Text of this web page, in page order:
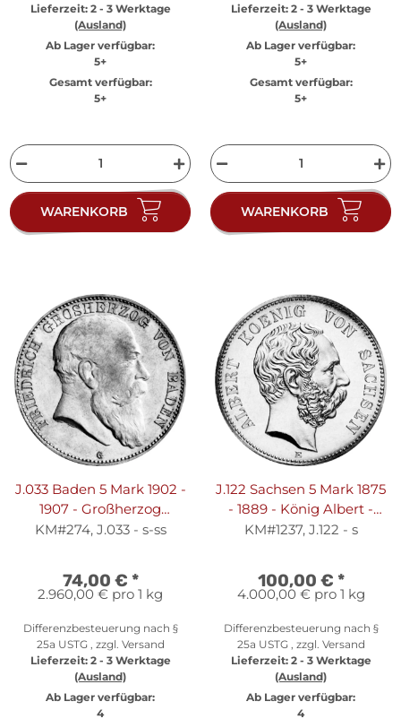
Lieferzeit: 2 - 3 Werktage
(Ausland)
Ab Lager verfügbar:
5+
Gesamt verfügbar:
5+
WARENKORB
Lieferzeit: 2 - 3 Werktage
(Ausland)
Ab Lager verfügbar:
5+
Gesamt verfügbar:
5+
WARENKORB
J.033 Baden 5 Mark 1902 -
1907 - Großherzog
Friedrich I. - Silber s-ss
KM#274, J.033 - s-ss
74,00 € *
2.960,00 € pro 1 kg
Differenzbesteuerung nach §
25a USTG , zzgl. Versand
Lieferzeit: 2 - 3 Werktage
(Ausland)
Ab Lager verfügbar:
4
J.122 Sachsen 5 Mark 1875
- 1889 - König Albert -
Silber s
KM#1237, J.122 - s
100,00 € *
4.000,00 € pro 1 kg
Differenzbesteuerung nach §
25a USTG , zzgl. Versand
Lieferzeit: 2 - 3 Werktage
(Ausland)
Ab Lager verfügbar:
4